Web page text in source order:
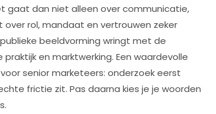
gaat dan niet alleen over communicatie,
over rol, mandaat en vertrouwen zeker
beeldvorming wringt met de
praktijk en marktwerking. Een waardevolle
senior marketeers: onderzoek eerst
frictie zit. Pas daarna kies je je woorden